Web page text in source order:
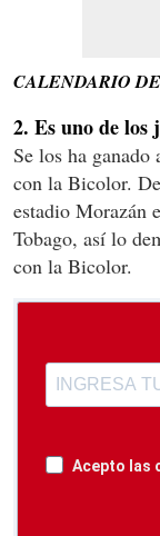
CALENDARIO
2. Es uno de los
Se los ha ganado
con la Bicolor.
estadio Morazán
Tobago, así lo
con la Bicolor.
Acepto las